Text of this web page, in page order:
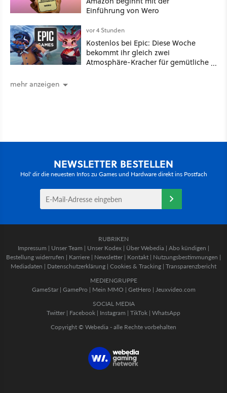
Einführung von Wero
vor 4 Stunden
Kostenlos bei Epic: Diese Woche
bekommt ihr gleich zwei
Atmosphäre-Kracher für gemütliche
mehr anzeigen
NEWSLETTER BESTELLEN
Hol' dir die neuesten Infos zu Games und Hardware direkt ins Postfach
RUBRIKEN
Impressum | Unser Team | Unser Kodex | Über Webedia | Abo kündigen |
Bestellung widerrufen | Karriere | Newsletter | Kontakt | Nutzungsbestimmungen |
Mediadaten | Datenschutzerklärung | Cookies & Tracking | Transparenzbericht
MEDIENGRUPPE
GameStar| GamePro | Mein MMO | GetHero | Jeuxvideo.com
SOCIAL MEDIA
Twitter | Facebook | Instagram | TikTok | WhatsApp
Copyright © Webedia - alle Rechte vorbehalten